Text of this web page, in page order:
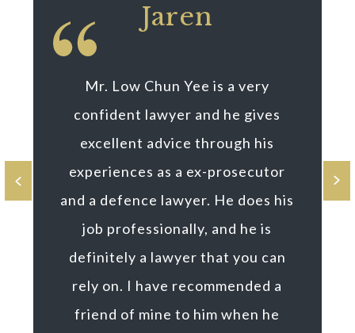
Jaren
Mr. Low Chun Yee is a very
confident lawyer and he gives
excellent advice through his
experiences as a ex-prosecutor
and a defence lawyer. He does his
job professionally, and he is
definitely a lawyer that you can
rely on. I have recommended a
friend of mine to him when he
Next